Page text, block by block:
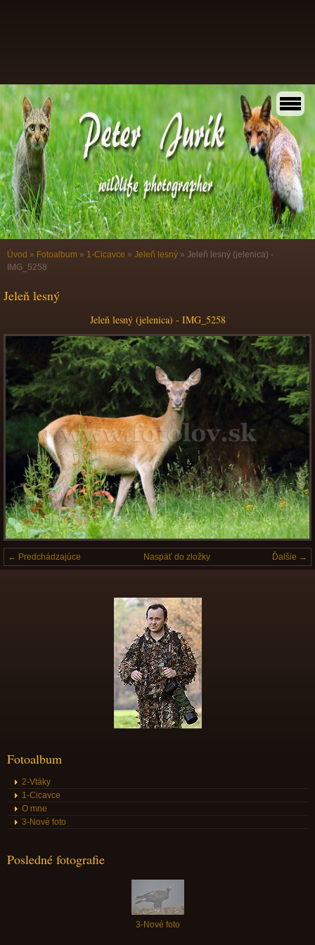
Úvod » Fotoalbum » 1-Cicavce » Jeleň lesný » Jeleň lesný (jelenica) -
IMG_5258
Jeleň lesný
Jeleň lesný (jelenica) - IMG_5258
← Predchádzajúce Ďalšie →
Naspäť do zložky
Fotoalbum
2-Vtáky
1-Cicavce
O mne
3-Nové foto
Posledné fotografie
3-Nové foto